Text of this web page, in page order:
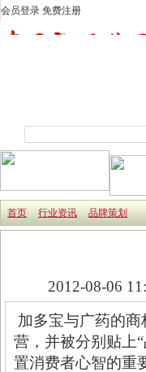
会员登录 免费注册
首页 行业资讯 品牌策划
2012-08-06
加多宝与广药的
营，并被分别贴上
置消费者心智的重